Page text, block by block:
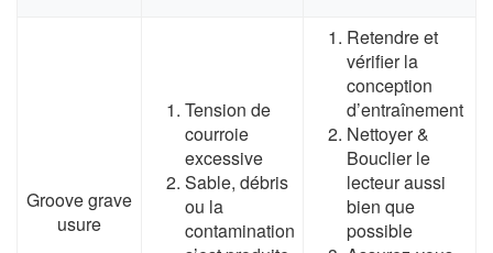
Groove grave
usure
Tension de
courroie
excessive
Sable, débris
ou la
contamination
Retendre et
vérifier la
conception
d’entraînement
Nettoyer &
Bouclier le
lecteur aussi
bien que
possible